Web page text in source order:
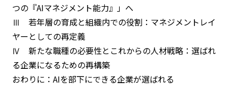
つの『AIマネジメント能力』」へ
Ⅲ 若年層の育成と組織内での役割：マネジメントレイ
ヤーとしての再定義
Ⅳ 新たな職種の必要性とこれからの人材戦略：選ばれ
る企業になるための再構築
おわりに：AIを部下にできる企業が選ばれる